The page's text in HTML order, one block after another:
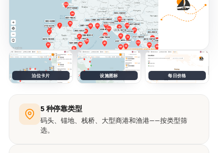
泊位卡片 设施图标 每日价格
5 种停靠类型
码头、锚地、栈桥、大型商港和渔港——按类型筛
选。